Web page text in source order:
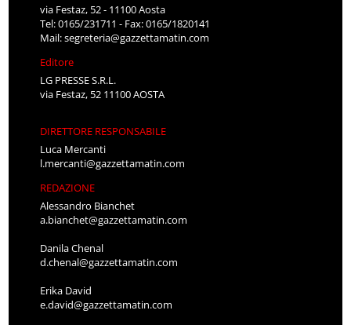
via Festaz, 52 - 11100 Aosta
Tel: 0165/231711 - Fax: 0165/1820141
Mail:segreteria@gazzettamatin.com
Editore
LG PRESSE S.R.L.
via Festaz, 52 11100 AOSTA
DIRETTORE RESPONSABILE
Luca Mercanti
l.mercanti@gazzettamatin.com
REDAZIONE
Alessandro Bianchet
a.bianchet@gazzettamatin.com
Danila Chenal
d.chenal@gazzettamatin.com
Erika David
e.david@gazzettamatin.com